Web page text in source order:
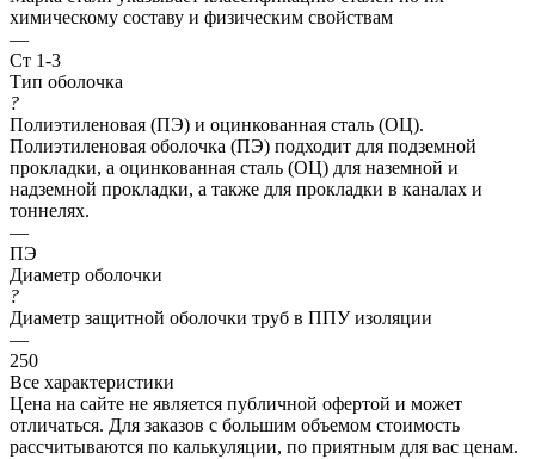
химическому составу и физическим свойствам
—
Ст 1-3
Тип оболочка
?
Полиэтиленовая (ПЭ) и оцинкованная сталь (ОЦ).
Полиэтиленовая оболочка (ПЭ) подходит для подземной
прокладки, а оцинкованная сталь (ОЦ) для наземной и
надземной прокладки, а также для прокладки в каналах и
тоннелях.
—
ПЭ
Диаметр оболочки
?
Диаметр защитной оболочки труб в ППУ изоляции
—
250
Все характеристики
Цена на сайте не является публичной офертой и может
отличаться. Для заказов с большим объемом стоимость
рассчитываются по калькуляции, по приятным для вас ценам.